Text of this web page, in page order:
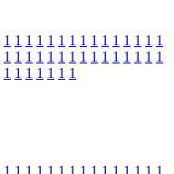
1 1 1 1 1 1 1 1 1 1 1 1 1 1 1
1 1 1 1 1 1 1 1 1 1 1 1 1 1 1
1 1 1 1 1 1 1
1 1 1 1 1 1 1 1 1 1 1 1 1 1 1